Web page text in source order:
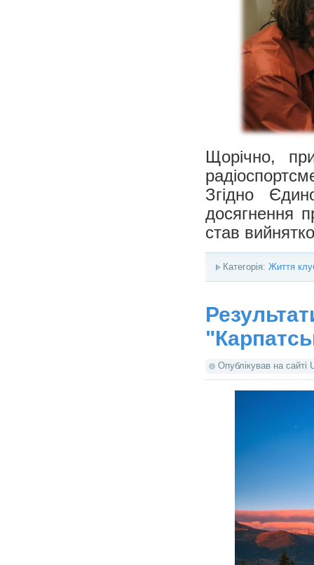
Щорічно,
Згідно
досягнення
став
Категорія: Життя
Опублікував на сайті